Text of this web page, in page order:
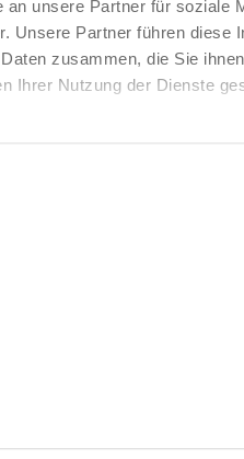
an unsere Partner für soziale
Unsere Partner führen diese
zusammen, die Sie
Ihrer Nutzung der Dienste